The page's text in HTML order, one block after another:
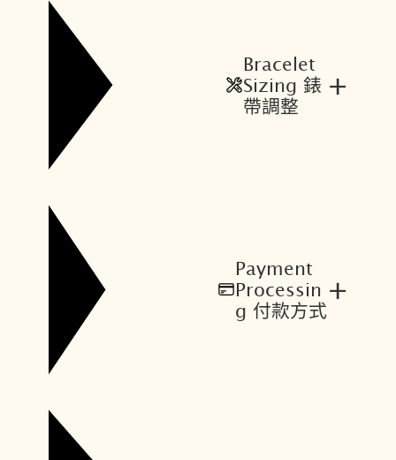
Bracelet
Sizing 錶
帶調整
+
Payment
Processin
g 付款方式
+